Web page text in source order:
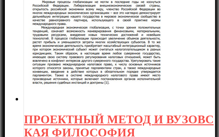
ПРОЕКТНЫЙ МЕТОД И ВУЗОВС
КАЯ ФИЛОСОФИЯ